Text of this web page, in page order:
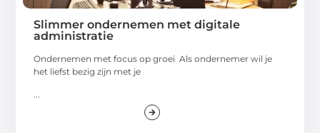
Slimmer ondernemen met digitale
administratie
Ondernemen met focus op groei Als ondernemer wil je
het liefst bezig zijn met je
...